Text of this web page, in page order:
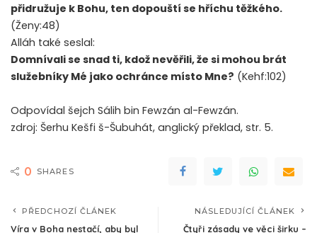
přidružuje k Bohu, ten dopouští se hříchu těžkého.
(Ženy:48)
Alláh také seslal:
Domnívali se snad ti, kdož nevěřili, že si mohou brát
služebníky Mé jako ochránce místo Mne? (Kehf:102)
Odpovídal šejch Sálih bin Fewzán al-Fewzán.
zdroj: Šerhu Kešfi š-Šubuhát, anglický překlad, str. 5.
0 SHARES
PŘEDCHOZÍ ČLÁNEK
Víra v Boha nestačí, aby byl
NÁSLEDUJÍCÍ ČLÁNEK
Čtyři zásady ve věci širku –